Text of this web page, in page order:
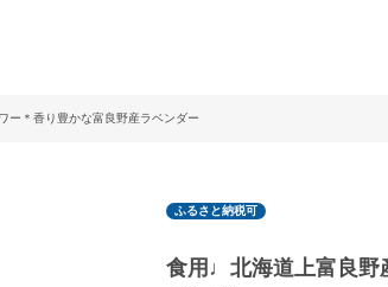
ー＊香り豊かな富良野産ラベンダー
ふるさと納税可
食用♩北海道上富良野